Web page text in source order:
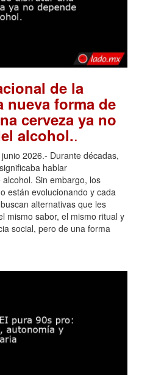
de la
nueva forma de
cerveza ya no
alcohol..
2026.- Durante décadas,
hablar
Sin embargo, los
están evolucionando y cada
alternativas que les
mismo sabor, el mismo ritual y
social, pero de una forma